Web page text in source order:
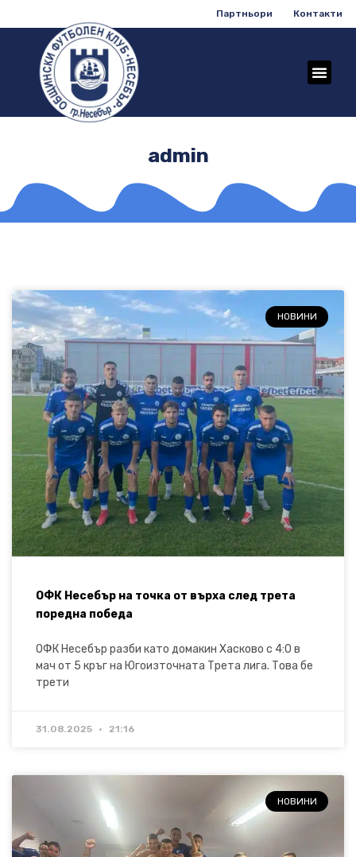
Партньори Контакти
admin
НОВИНИ
ОФК Несебър на точка от върха след трета
поредна победа
ОФК Несебър разби като домакин Хасково с 4:0 в
мач от 5 кръг на Югоизточната Трета лига. Това бе
трети
31.08.2025 21:16
НОВИНИ